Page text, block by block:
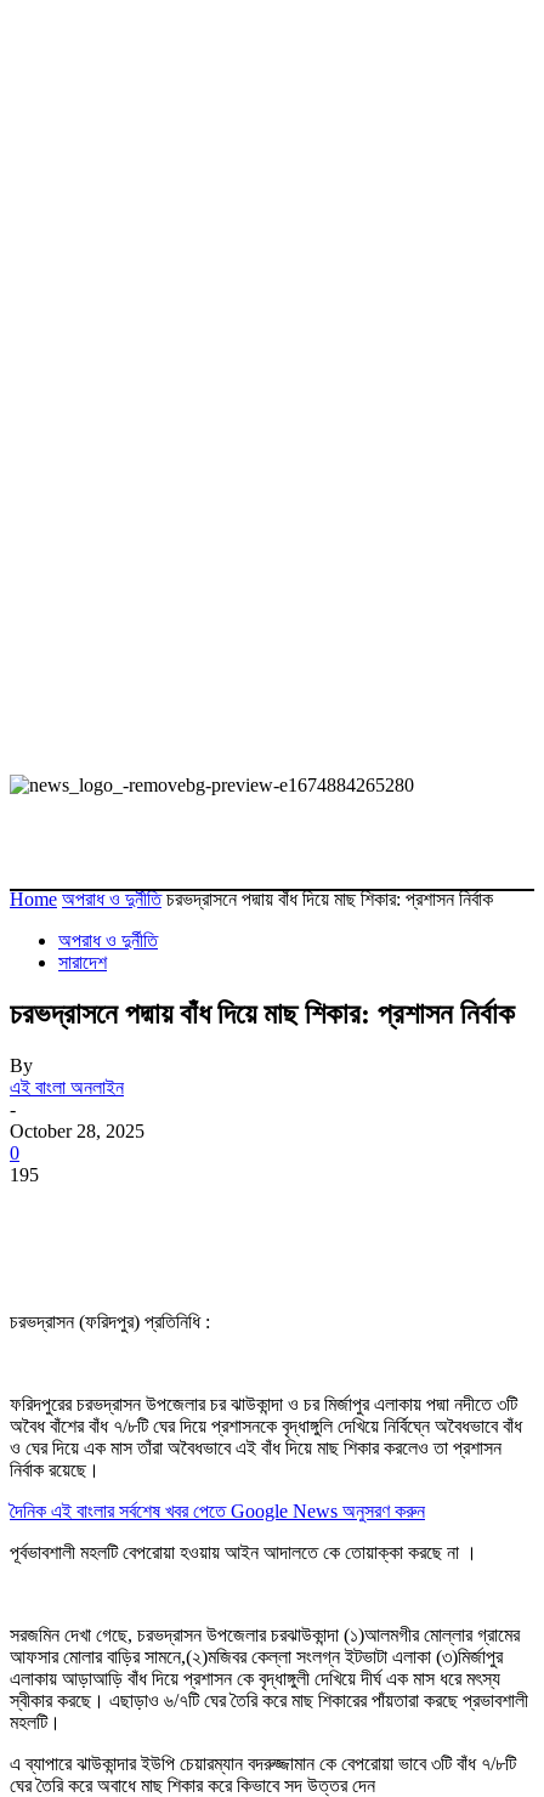
Home অপরাধ ও দুর্নীতি চরভদ্রাসনে পদ্মায় বাঁধ দিয়ে মাছ শিকার: প্রশাসন নির্বাক
অপরাধ ও দুর্নীতি
সারাদেশ
চরভদ্রাসনে পদ্মায় বাঁধ দিয়ে মাছ শিকার: প্রশাসন নির্বাক
By
এই বাংলা অনলাইন
-
October 28, 2025
0
195
চরভদ্রাসন (ফরিদপুর) প্রতিনিধি :
ফরিদপুরের চরভদ্রাসন উপজেলার চর ঝাউকান্দা ও চর মির্জাপুর এলাকায় পদ্মা নদীতে ৩টি
অবৈধ বাঁশের বাঁধ ৭/৮টি ঘের দিয়ে প্রশাসনকে বৃদ্ধাঙ্গুলি দেখিয়ে নির্বিঘ্নে অবৈধভাবে বাঁধ
ও ঘের দিয়ে এক মাস তাঁরা অবৈধভাবে এই বাঁধ দিয়ে মাছ শিকার করলেও তা প্রশাসন
নির্বাক রয়েছে।
দৈনিক এই বাংলার সর্বশেষ খবর পেতে Google News অনুসরণ করুন
পূর্বভাবশালী মহলটি বেপরোয়া হওয়ায় আইন আদালতে কে তোয়াক্কা করছে না ।
সরজমিন দেখা গেছে, চরভদ্রাসন উপজেলার চরঝাউকান্দা (১)আলমগীর মোল্লার গ্রামের
আফসার মোলার বাড়ির সামনে,(২)মজিবর কেল্লা সংলগ্ন ইটভাটা এলাকা (৩)মির্জাপুর
এলাকায় আড়াআড়ি বাঁধ দিয়ে প্রশাসন কে বৃদ্ধাঙ্গুলী দেখিয়ে দীর্ঘ এক মাস ধরে মৎস্য
স্বীকার করছে। এছাড়াও ৬/৭টি ঘের তৈরি করে মাছ শিকারের পাঁয়তারা করছে প্রভাবশালী
মহলটি।
এ ব্যাপারে ঝাউকান্দার ইউপি চেয়ারম্যান বদরুজ্জামান কে বেপরোয়া ভাবে ৩টি বাঁধ ৭/৮টি
ঘের তৈরি করে অবাধে মাছ শিকার করে কিভাবে সদ উত্তর দেন